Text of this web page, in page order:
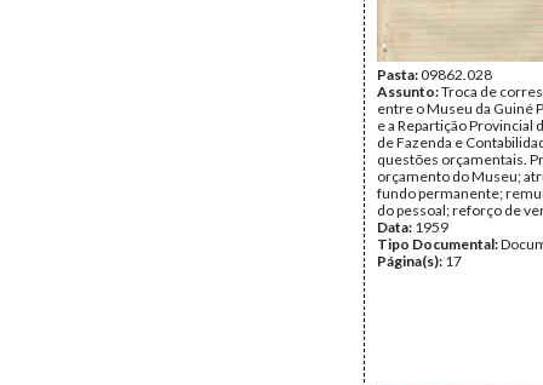
Pasta:09862.028
Assunto:Troca de
entre o Museu da Guiné
e a Repartição Provincial
de Fazenda e
questões orçamentais.
orçamento do Museu;
fundo permanente;
do pessoal; reforço de
Data: 1959
Tipo Documental:
Página(s): 17